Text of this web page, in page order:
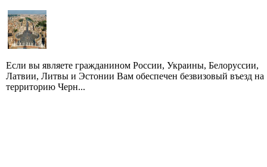
Если вы являете гражданином России, Украины, Белоруссии,
Латвии, Литвы и Эстонии Вам обеспечен безвизовый въезд на
территорию Черн...